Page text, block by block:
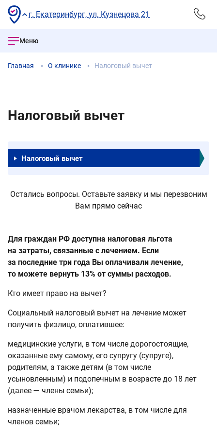
г. Екатеринбург, ул. Кузнецова 21
Меню
Главная О клинике Налоговый вычет
Налоговый вычет
Для граждан РФ доступна налоговая льгота
на затраты, связанные с лечением. Если
за последние три года Вы оплачивали лечение,
то можете вернуть 13% от суммы расходов.
Кто имеет право на вычет?
Социальный налоговый вычет на лечение может
получить физлицо, оплатившее:
медицинские услуги, в том числе дорогостоящие,
оказанные ему самому, его супругу (супруге),
родителям, а также детям (в том числе
усыновленным) и подопечным в возрасте до 18 лет
(далее — члены семьи);
назначенные врачом лекарства, в том числе для
членов семьи;
Налоговый вычет
Остались вопросы. Оставьте заявку и мы перезвоним
Вам прямо сейчас